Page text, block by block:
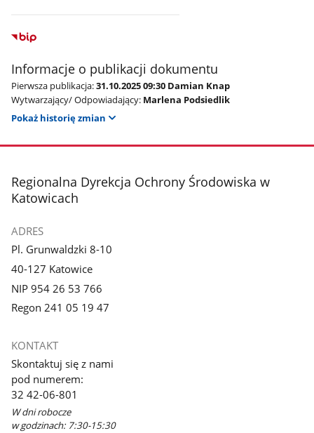
Informacje o publikacji dokumentu
Pierwsza publikacja:31.10.2025 09:30 Damian Knap
Wytwarzający/ Odpowiadający: Marlena Podsiedlik
Pokaż historię zmian
stopka
Regionalna Dyrekcja Ochrony Środowiska w
Katowicach
ADRES
Pl. Grunwaldzki 8-10
40-127 Katowice
NIP 954 26 53 766
Regon 241 05 19 47
KONTAKT
Skontaktuj się z nami
pod numerem:
32 42-06-801
W dni robocze
w godzinach: 7:30-15:30